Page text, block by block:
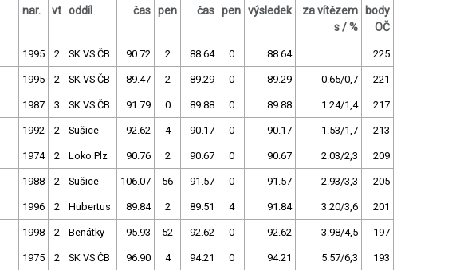
nar. vt oddíl čas pen čas pen výsledek
za vítězem
s / %
body
OČ
1995 2 SK VS ČB 90.72 2 88.64 0 88.64 225
1995 2 SK VS ČB 89.47 2 89.29 0 89.29 0.65/0,7 221
1987 3 SK VS ČB 91.79 0 89.88 0 89.88 1.24/1,4 217
1992 2 Sušice 92.62 4 90.17 0 90.17 1.53/1,7 213
1974 2 Loko Plz 90.76 2 90.67 0 90.67 2.03/2,3 209
1988 2 Sušice 106.07 56 91.57 0 91.57 2.93/3,3 205
1996 2 Hubertus 89.84 2 89.51 4 91.84 3.20/3,6 201
1998 2 Benátky 95.93 52 92.62 0 92.62 3.98/4,5 197
1975 2 SK VS ČB 96.90 4 94.21 0 94.21 5.57/6,3 193